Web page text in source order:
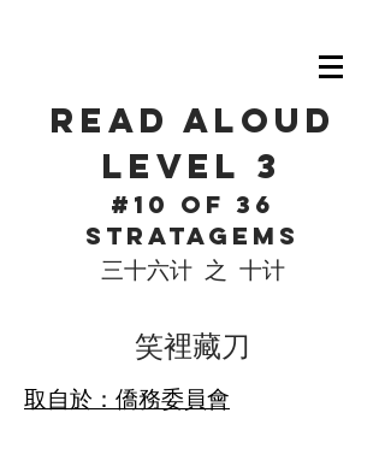
Read Aloud
level 3
#10 of 36
Stratagems
三十六计 之 十计
​笑裡藏刀
取自於：僑務委員會